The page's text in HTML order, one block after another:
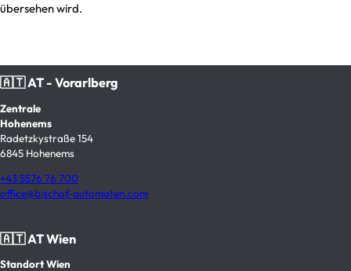
übersehen wird.
🇦🇹 AT - Vorarlberg
Zentrale
Hohenems
Radetzkystraße 154
6845 Hohenems
+43 5576 76 700
office@bischof-automaten.com
🇦🇹 AT Wien
Standort Wien